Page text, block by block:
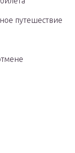
путешествие